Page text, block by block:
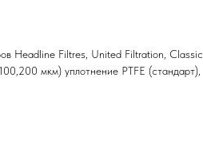
Headline Filtres, United Filtration, Classic
мкм) уплотнение PTFE (стандарт),